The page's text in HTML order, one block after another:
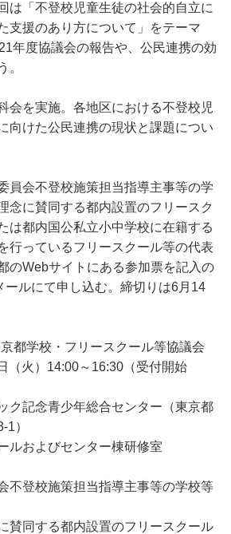
は「不登校児童生徒の社会的自立に
支援のあり方について」をテーマ
年度協議会の報告や、公民連携の効
。
会を実施。各地区における不登校児
向けた公民連携の現状と課題につい
員会不登校施策担当指導主事等の学
念に賛同する都内設置のフリースク
は都内国公私立小中学校に在籍する
行っているフリースクール等の代表
のWebサイトにある参加票を記入の
ールにて申し込む。締切りは6月14
都学校・フリースクール等協議会
（火）14:00～16:30（受付開始
ク記念青少年総合センター（東京都
）
ルおよびセンター棟研修室
不登校施策担当指導主事等の学校等
賛同する都内設置のフリースクール